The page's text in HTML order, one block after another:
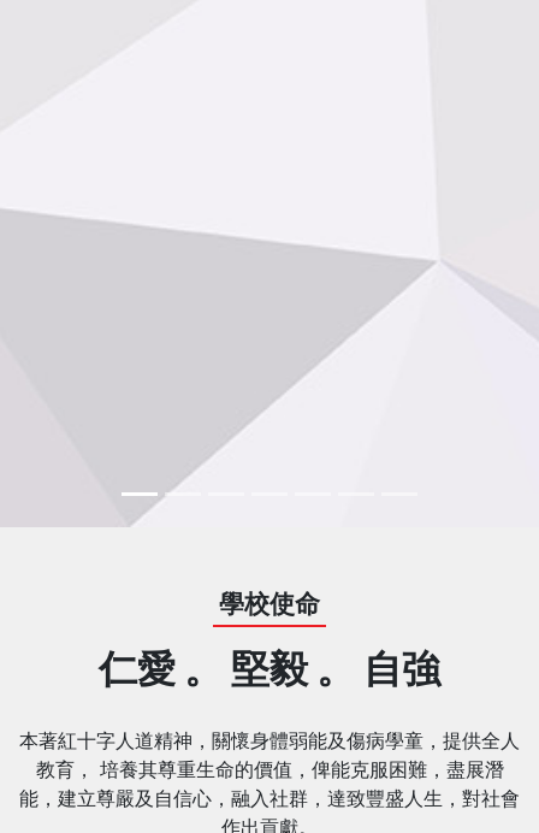
學校使命
仁愛 。 堅毅 。 自強
本著紅十字人道精神，關懷身體弱能及傷病學童，提供全人
教育， 培養其尊重生命的價值，俾能克服困難，盡展潛
能，建立尊嚴及自信心，融入社群，達致豐盛人生，對社會
作出貢獻。